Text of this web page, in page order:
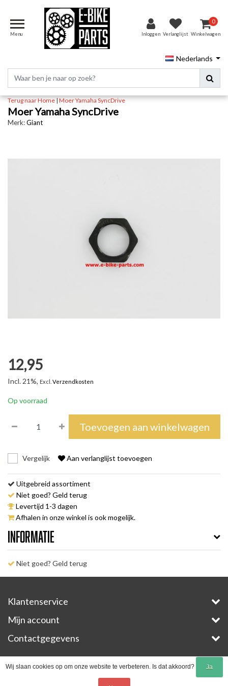
Menu Inloggen Verlanglijst
0
Winkelwagen
Nederlands
Terug naar Home|Moer Yamaha SyncDrive
Moer Yamaha SyncDrive
Merk:Giant
12,95
Incl. 21%, Excl. Verzendkosten
Op voorraad
Toevoegen aan winkelwagen
Vergelijk Aan verlanglijst toevoegen
Uitgebreid assortiment
Niet goed? Geld terug
Levertijd 1-3 dagen
Afhalen in onze winkel is ook mogelijk.
Informatie
Niet goed? Geld terug
Klantenservice
Mijn account
Contactgegevens
InStijl Media
Wij slaan cookies op om onze website te verbeteren. Is dat akkoord? Ja